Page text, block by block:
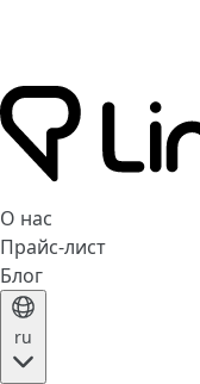
О нас
Прайс-лист
Блог
ru